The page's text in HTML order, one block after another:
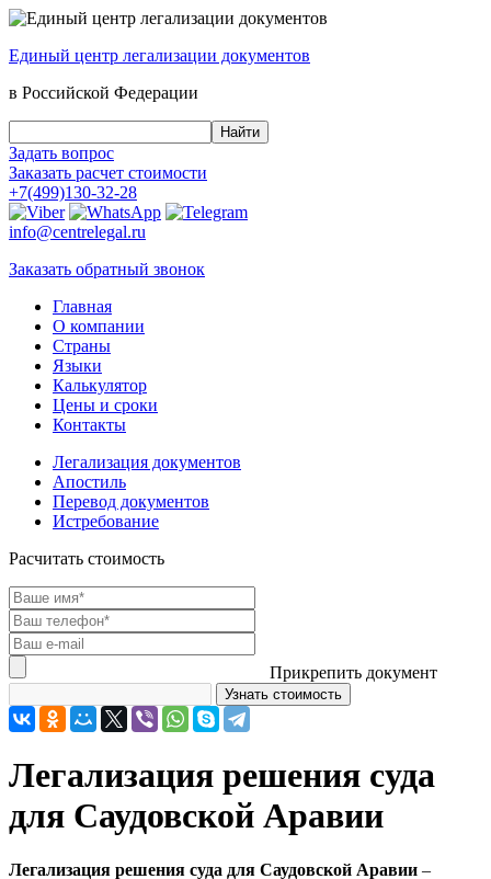
Единый центр легализации документов
в Российской Федерации
Задать вопрос
Заказать расчет стоимости
+7(499)130-32-28
info@centrelegal.ru
Заказать обратный звонок
Главная
О компании
Страны
Языки
Калькулятор
Цены и сроки
Контакты
Легализация документов
Апостиль
Перевод документов
Истребование
Расчитать стоимость
Прикрепить документ
Легализация решения суда
для Саудовской Аравии
Легализация решения суда для Саудовской Аравии –